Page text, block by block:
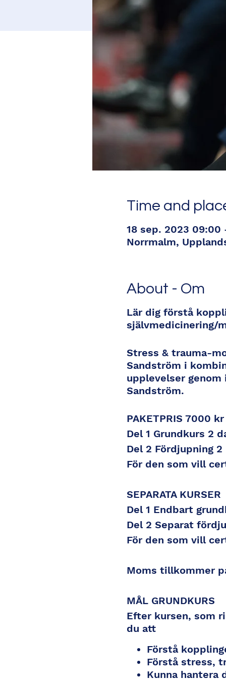
Time and
18 sep. 2023 09:00
Norrmalm,
About - Om
Lär dig förstå
självmedicinering/
Stress & trauma-
Sandström i
upplevelser
Sandström.
PAKETPRIS 7000 kr
Del 1 Grundkurs 2
Del 2 Fördjupning 2
För den som vill
SEPARATA KURSER
Del 1 Endbart
Del 2 Separat
För den som vill
Moms tillkommer
MÅL GRUNDKURS
Efter kursen, som
du att
Förstå
Förstå stress,
Kunna hantera